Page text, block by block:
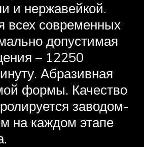
и нержавейкой.
всех современных
допустимая
– 12250
Абразивная
формы. Качество
заводом-
на каждом этапе